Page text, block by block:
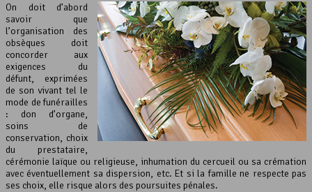
On doit d’abord
savoir que
l’organisation des
obsèques doit
concorder aux
exigences du
défunt, exprimées
de son vivant tel le
mode de funérailles
: don d’organe,
soins de
conservation, choix
du prestataire,
cérémonie laïque ou religieuse, inhumation du cercueil ou sa crémation
avec éventuellement sa dispersion, etc. Et si la famille ne respecte pas
ses choix, elle risque alors des poursuites pénales.